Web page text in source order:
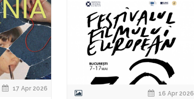
17 Apr 2026
16 Apr 2026